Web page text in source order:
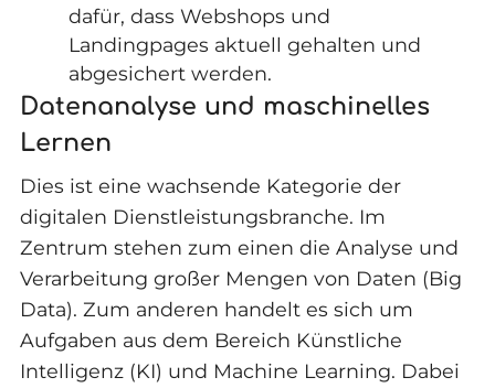
dafür, dass Webshops und
Landingpages aktuell gehalten und
abgesichert werden.
Datenanalyse und maschinelles
Lernen
Dies ist eine wachsende Kategorie der
digitalen Dienstleistungsbranche. Im
Zentrum stehen zum einen die Analyse und
Verarbeitung großer Mengen von Daten (Big
Data). Zum anderen handelt es sich um
Aufgaben aus dem Bereich Künstliche
Intelligenz (KI) und Machine Learning. Dabei